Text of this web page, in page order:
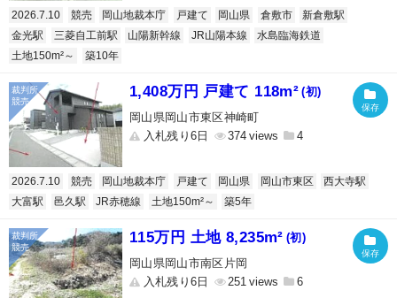
2026.7.10 競売 岡山地裁本庁 戸建て 岡山県 倉敷市
新倉敷駅
金光駅
三菱自工前駅 山陽新幹線 JR山陽本線
水島臨海鉄道
土地150m²～
築10年
1,408万円 戸建て 118m² (初)
岡山県岡山市東区神崎町
入札残り6日
374 4
2026.7.10 競売 岡山地裁本庁 戸建て 岡山県 岡山市東区
西大寺駅
大富駅
邑久駅 JR赤穂線 土地150m²～ 築5年
115万円 土地 8,235m² (初)
岡山県岡山市南区片岡
入札残り6日
251 6